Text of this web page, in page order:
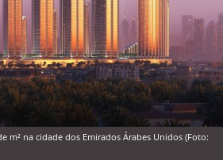
m² na cidade dos Emirados Árabes Unidos (Foto: